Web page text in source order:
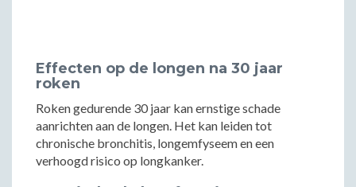
Effecten op de longen na 30 jaar
roken
Roken gedurende 30 jaar kan ernstige schade
aanrichten aan de longen. Het kan leiden tot
chronische bronchitis, longemfyseem en een
verhoogd risico op longkanker.